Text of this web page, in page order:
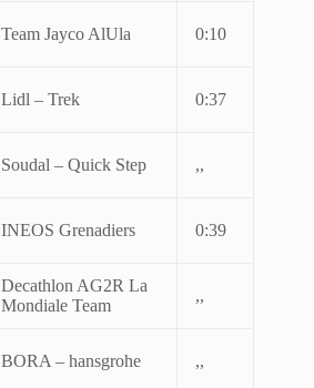
Team Jayco AlUla 0:10
Lidl – Trek 0:37
Soudal – Quick Step ,,
INEOS Grenadiers 0:39
Decathlon AG2R La
Mondiale Team
,,
BORA – hansgrohe ,,